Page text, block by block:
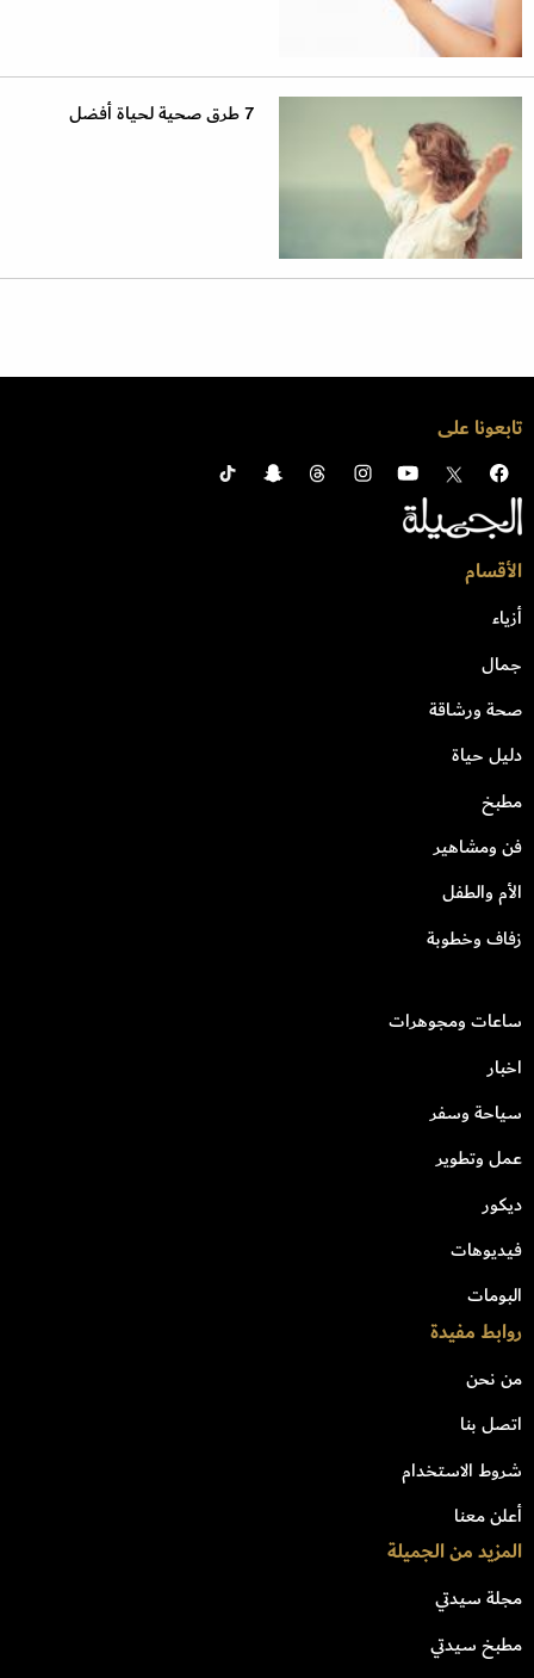
7 طرق صحية لحياة أفضل
تابعونا على
الأقسام
أزياء
جمال
صحة ورشاقة
دليل حياة
مطبخ
فن ومشاهير
الأم والطفل
زفاف وخطوبة
ساعات ومجوهرات
اخبار
سياحة وسفر
عمل وتطوير
ديكور
فيديوهات
البومات
روابط مفيدة
من نحن
اتصل بنا
شروط الاستخدام
أعلن معنا
المزيد من الجميلة
مجلة سيدتي
مطبخ سيدتي